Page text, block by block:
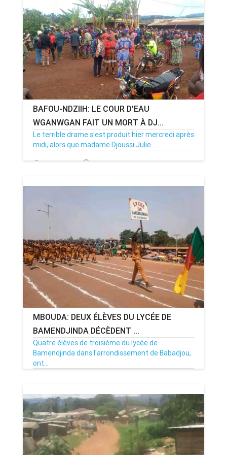
ANNONCE
ART & CULTURE & TRADITION
ASSAINISSEMENT
BREAKING-NEWS
CAMEROUN
PLUS
BAFOU-NDZIIH: LE COUR D'EAU
WGANWGAN FAIT UN MORT À DJ...
Le terrible drame s'est produit hier mercredi après
midi, alors que madame Djoussi Julie...
23/03/23 Par MenouActu 0
MBOUDA: DEUX ÉLÈVES DU LYCÉE DE
BAMENDJINDA DÉCÈDENT ...
Quatre élèves de troisième du lycée de
Bamendjinda dans l'arrondissement de Babadjou,
ont...